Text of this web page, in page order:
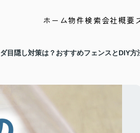
ホーム物件検索会社概要
目隠し対策は？おすすめフェンスとDIY方